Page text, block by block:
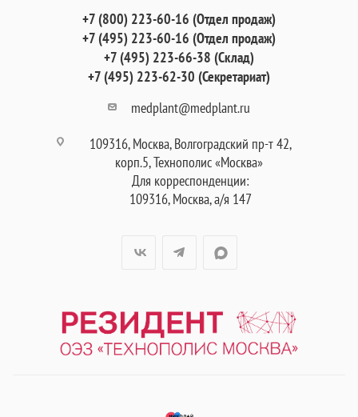
+7 (800) 223-60-16 (Отдел продаж)
+7 (495) 223-60-16 (Отдел продаж)
+7 (495) 223-66-38 (Склад)
+7 (495) 223-62-30 (Секретариат)
medplant@medplant.ru
109316, Москва, Волгоградский пр-т 42,
корп.5, Технополис «Москва»
Для корреспонденции:
109316, Москва, а/я 147